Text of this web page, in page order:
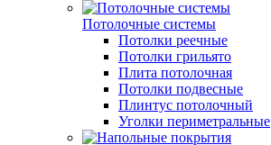
Потолочные системы
Потолки реечные
Потолки грильято
Плита потолочная
Потолки подвесные
Плинтус потолочный
Уголки периметральные